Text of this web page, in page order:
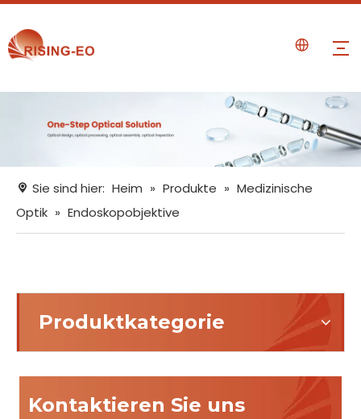
Sie sind hier: Heim » Produkte » Medizinische
Optik » Endoskopobjektive
Produktkategorie
Kontaktieren Sie uns